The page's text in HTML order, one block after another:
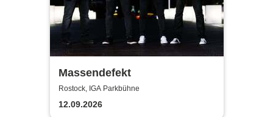
Massendefekt
Rostock, IGA Parkbühne
12.09.2026